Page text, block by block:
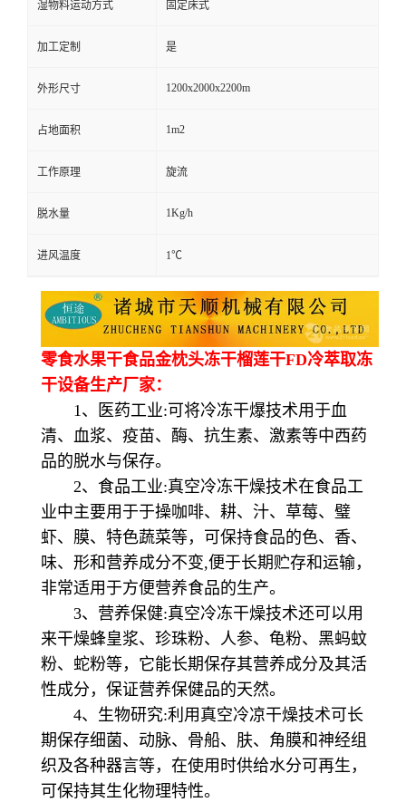
湿物料运动方式 固定床式
加工定制 是
外形尺寸 1200x2000x2200m
占地面积 1m2
工作原理 旋流
脱水量 1Kg/h
进风温度 1℃
零食水果干食品金枕头冻干榴莲干FD冷萃取冻
干设备生产厂家：
1、医药工业:可将冷冻干爆技术用于血
清、血浆、疫苗、酶、抗生素、激素等中西药
品的脱水与保存。
2、食品工业:真空冷冻干燥技术在食品工
业中主要用于于操咖啡、耕、汁、草莓、璧
虾、膜、特色蔬菜等，可保持食品的色、香、
味、形和营养成分不变,便于长期贮存和运输，
非常适用于方便营养食品的生产。
3、营养保健:真空冷冻干燥技术还可以用
来干燥蜂皇浆、珍珠粉、人参、龟粉、黑蚂蚊
粉、蛇粉等，它能长期保存其营养成分及其活
性成分，保证营养保健品的天然。
4、生物研究:利用真空冷凉干燥技术可长
期保存细菌、动脉、骨船、肤、角膜和神经组
织及各种器言等，在使用时供给水分可再生，
可保持其生化物理特性。